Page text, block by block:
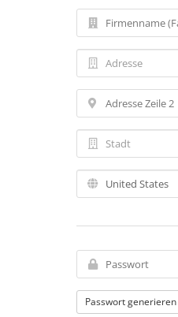
Passwort generieren